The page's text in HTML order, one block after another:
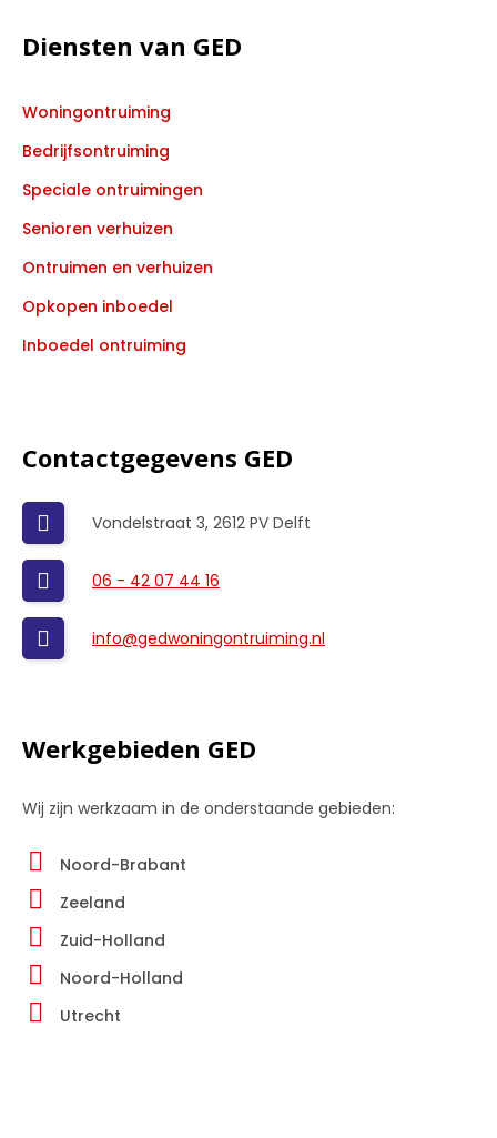
Diensten van GED
Woningontruiming
Bedrijfsontruiming
Speciale ontruimingen
Senioren verhuizen
Ontruimen en verhuizen
Opkopen inboedel
Inboedel ontruiming
Contactgegevens GED
Vondelstraat 3, 2612 PV Delft
06 - 42 07 44 16
info@gedwoningontruiming.nl
Werkgebieden GED
Wij zijn werkzaam in de onderstaande gebieden:
Noord-Brabant
Zeeland
Zuid-Holland
Noord-Holland
Utrecht